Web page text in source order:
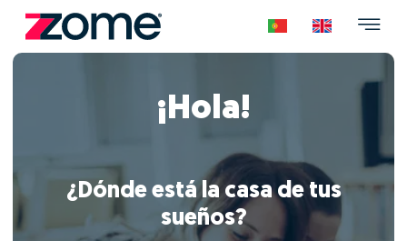
¡Hola!
¿Dónde está la casa de tus
sueños?